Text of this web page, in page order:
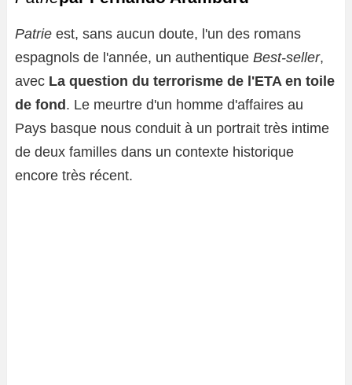
Patrie est, sans aucun doute, l'un des romans
espagnols de l'année, un authentique Best-seller,
avec La question du terrorisme de l'ETA en toile
de fond . Le meurtre d'un homme d'affaires au
Pays basque nous conduit à un portrait très intime
de deux familles dans un contexte historique
encore très récent.